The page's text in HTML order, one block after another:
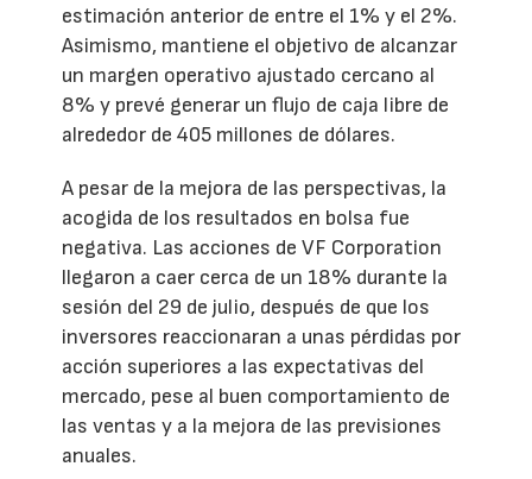
estimación anterior de entre el 1% y el 2%.
Asimismo, mantiene el objetivo de alcanzar
un margen operativo ajustado cercano al
8% y prevé generar un flujo de caja libre de
alrededor de 405 millones de dólares.
A pesar de la mejora de las perspectivas, la
acogida de los resultados en bolsa fue
negativa. Las acciones de VF Corporation
llegaron a caer cerca de un 18% durante la
sesión del 29 de julio, después de que los
inversores reaccionaran a unas pérdidas por
acción superiores a las expectativas del
mercado, pese al buen comportamiento de
las ventas y a la mejora de las previsiones
anuales.